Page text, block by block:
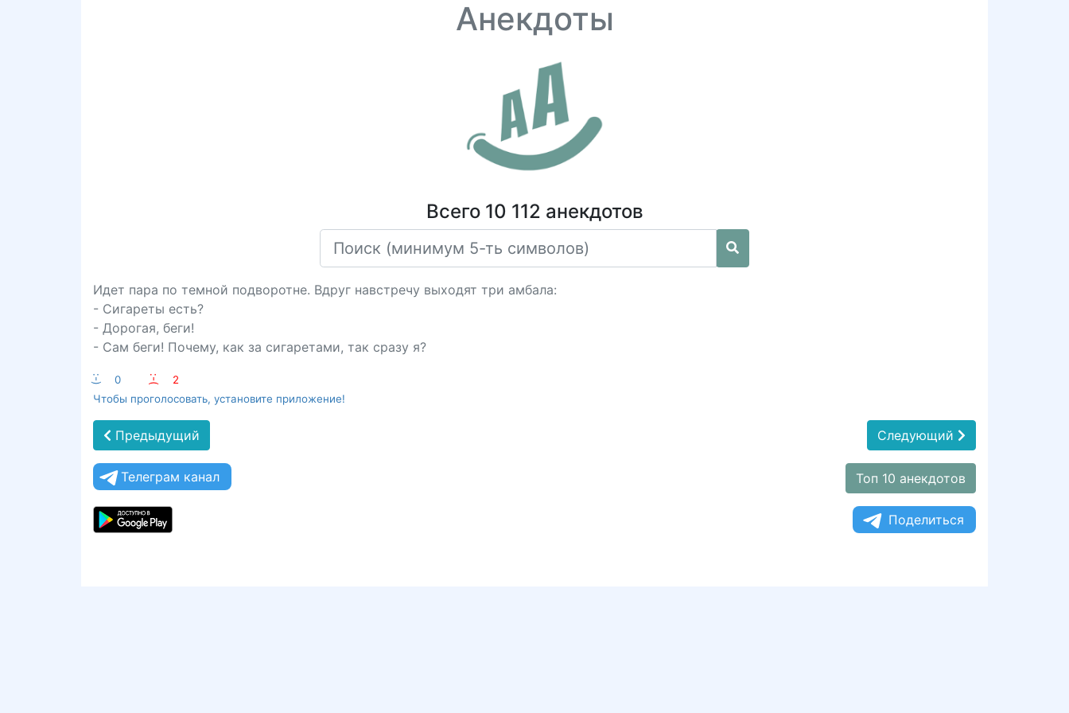
Анекдоты
Всего 10 112 анекдотов
Идет пара по темной подворотне. Вдруг навстречу выходят три амбала:
- Сигареты есть?
- Дорогая, беги!
- Сам беги! Почему, как за сигаретами, так сразу я?
:-) 0 :-(
2
Чтобы проголосовать, установите приложение!
Предыдущий Следующий
Телеграм канал Топ 10 анекдотов
Поделиться